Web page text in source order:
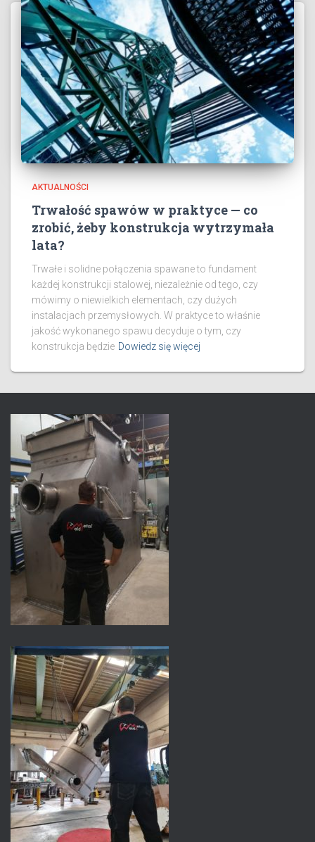
AKTUALNOŚCI
Trwałość spawów w praktyce — co
zrobić, żeby konstrukcja wytrzymała
lata?
Trwałe i solidne połączenia spawane to fundament
każdej konstrukcji stalowej, niezależnie od tego, czy
mówimy o niewielkich elementach, czy dużych
instalacjach przemysłowych. W praktyce to właśnie
jakość wykonanego spawu decyduje o tym, czy
konstrukcja będzie Dowiedz się więcej